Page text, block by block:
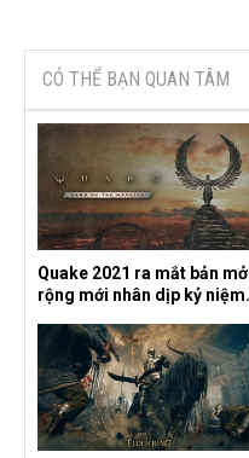
CÓ THỂ BẠN QUAN TÂM
Quake 2021 ra mắt bản mở
rộng mới nhân dịp kỷ niệm
the Machine